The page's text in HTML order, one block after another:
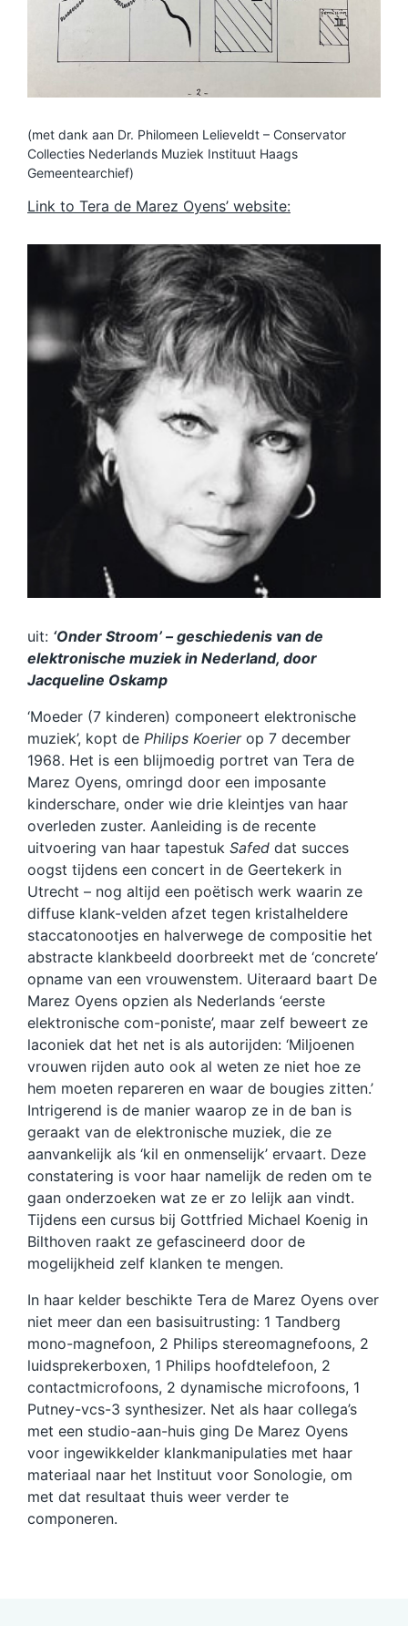
(met dank aan Dr. Philomeen Lelieveldt – Conservator
Collecties Nederlands Muziek Instituut Haags
Gemeentearchief)
Link to Tera de Marez Oyens’ website:
uit: ‘Onder Stroom’ – geschiedenis van de
elektronische muziek in Nederland, door
Jacqueline Oskamp
‘Moeder (7 kinderen) componeert elektronische
muziek’, kopt de Philips Koerierop 7 december
1968. Het is een blijmoedig portret van Tera de
Marez Oyens, omringd door een imposante
kinderschare, onder wie drie kleintjes van haar
overleden zuster. Aanleiding is de recente
uitvoering van haar tapestuk Safed dat succes
oogst tijdens een concert in de Geertekerk in
Utrecht – nog altijd een poëtisch werk waarin ze
diffuse klank-velden afzet tegen kristalheldere
staccatonootjes en halverwege de compositie het
abstracte klankbeeld doorbreekt met de ‘concrete’
opname van een vrouwenstem. Uiteraard baart De
Marez Oyens opzien als Nederlands ‘eerste
elektronische com-poniste’, maar zelf beweert ze
laconiek dat het net is als autorijden: ‘Miljoenen
vrouwen rijden auto ook al weten ze niet hoe ze
hem moeten repareren en waar de bougies zitten.’
Intrigerend is de manier waarop ze in de ban is
geraakt van de elektronische muziek, die ze
aanvankelijk als ‘kil en onmenselijk’ ervaart. Deze
constatering is voor haar namelijk de reden om te
gaan onderzoeken wat ze er zo lelijk aan vindt.
Tijdens een cursus bij Gottfried Michael Koenig in
Bilthoven raakt ze gefascineerd door de
mogelijkheid zelf klanken te mengen.
In haar kelder beschikte Tera de Marez Oyens over
niet meer dan een basisuitrusting: 1 Tandberg
mono-magnefoon, 2 Philips stereomagnefoons, 2
luidsprekerboxen, 1 Philips hoofdtelefoon, 2
contactmicrofoons, 2 dynamische microfoons, 1
Putney-vcs-3 synthesizer. Net als haar collega’s
met een studio-aan-huis ging De Marez Oyens
voor ingewikkelder klankmanipulaties met haar
materiaal naar het Instituut voor Sonologie, om
met dat resultaat thuis weer verder te
componeren.